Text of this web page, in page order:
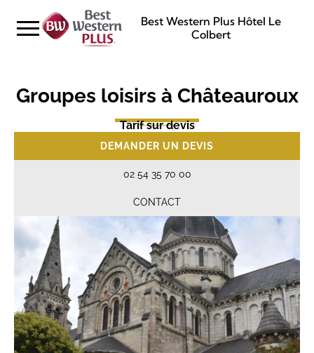
Best Western Plus Hôtel Le
Colbert
Groupes loisirs à Châteauroux
Tarif sur devis
DEMANDER UN DEVIS
02 54 35 70 00
CONTACT